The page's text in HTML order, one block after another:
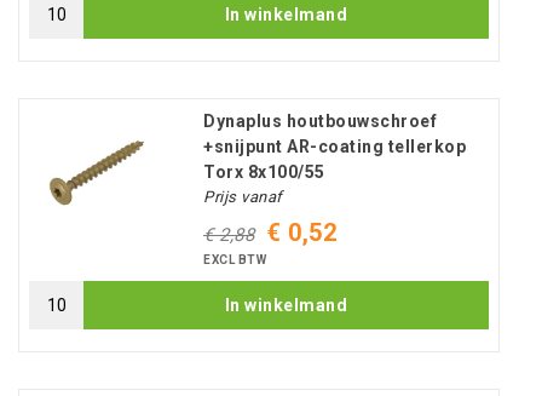
In winkelmand
Dynaplus houtbouwschroef
+snijpunt AR-coating tellerkop
Torx 8x100/55
Prijs vanaf
€ 2,88 € 0,52
EXCL BTW
In winkelmand